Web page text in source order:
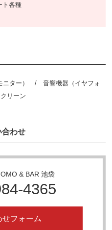
ト各種
ター） / 音響機器（イヤフォ
リーン
合わせ
& BAR 池袋
4365
せフォーム